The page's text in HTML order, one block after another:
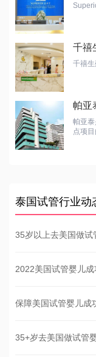
千禧
千禧
帕亚
帕亚
点项
泰国试管行业动
35岁以上去美国做试
2022美国试管婴儿
保障美国试管婴儿成
35+岁去美国做试管